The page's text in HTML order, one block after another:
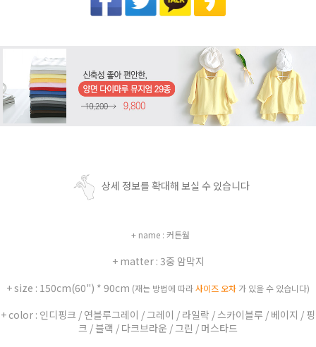
상세 정보를 확대해 보실 수 있습니다
+ name : 커튼월
+ matter : 3중 암막지
+ size : 150cm(60") * 90cm (재는 방법에 따라사이즈 오차 가 있을 수 있습니다)
+ color : 인디핑크 / 연블루그레이 / 그레이 / 라일락 / 스카이블루 / 베이지 / 핑
크 / 블랙 / 다크브라운 / 그린 / 머스타드